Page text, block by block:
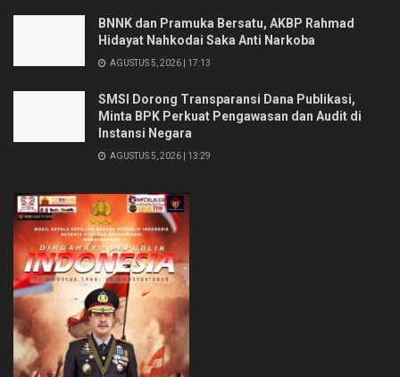
BNNK dan Pramuka Bersatu, AKBP Rahmad
Hidayat Nahkodai Saka Anti Narkoba
AGUSTUS 5, 2026 | 17:13
SMSI Dorong Transparansi Dana Publikasi,
Minta BPK Perkuat Pengawasan dan Audit di
Instansi Negara
AGUSTUS 5, 2026 | 13:29